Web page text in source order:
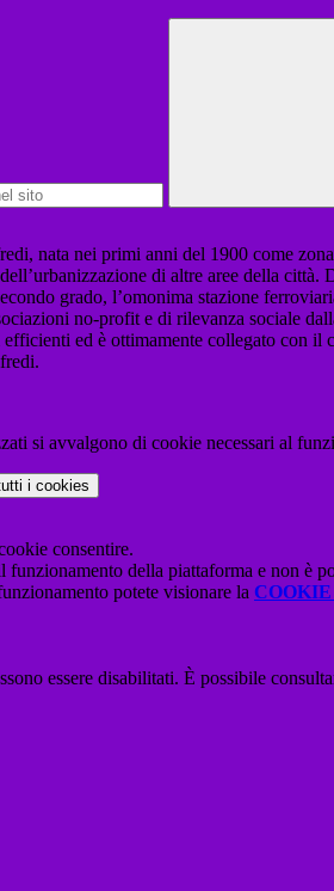
nata nei primi anni del 1900 come
di altre aree della
grado, l’omonima stazione
no-profit e di rilevanza sociale
ed è ottimamente collegato con
si avvalgono di cookie necessari al
i cookies
consentire.
funzionamento della piattaforma e non è
potete visionare la
essere disabilitati. È possibile